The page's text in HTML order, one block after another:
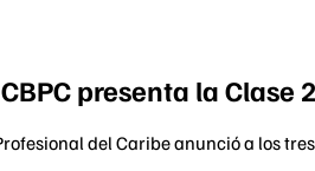
CBPC presenta la
del Caribe anunció a los